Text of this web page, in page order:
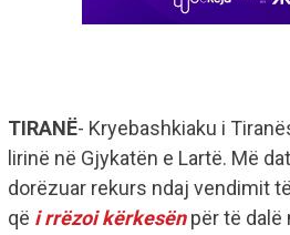
TIRANË- Kryebashkiaku i
lirinë në Gjykatën e Lartë. Më
dorëzuar rekurs ndaj vendimit
që i rrëzoi kërkesënpër të dalë